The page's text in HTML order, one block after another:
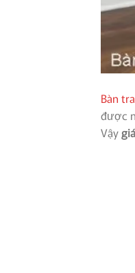
Bàn
được
Vậy giá